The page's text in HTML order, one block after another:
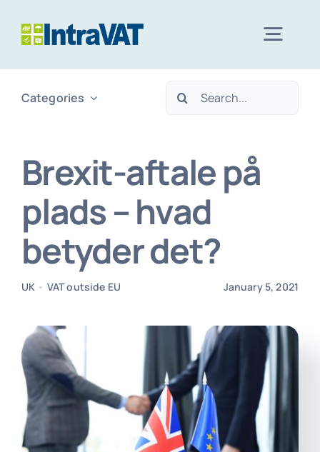
Moms udenfor EU
Moms i Danmark
Services
Categories
Search
Brexit-aftale på
plads – hvad
betyder det?
UK • VAT outside EU January 5, 2021